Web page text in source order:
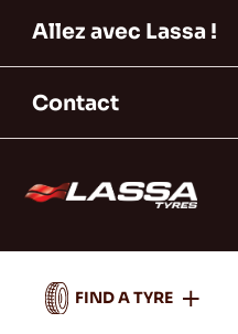
Allez avec Lassa !
Contact
FIND A TYRE